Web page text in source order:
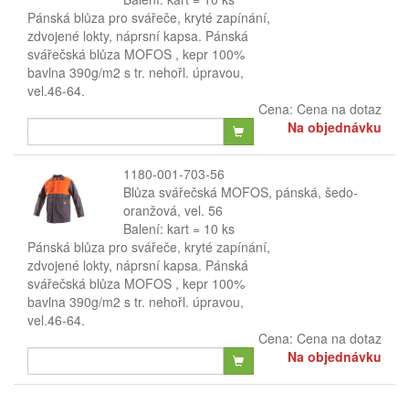
Pánská blůza pro svářeče, kryté zapínání,
zdvojené lokty, náprsní kapsa. Pánská
svářečská blůza MOFOS , kepr 100%
bavlna 390g/m2 s tr. nehořl. úpravou,
vel.46-64.
Cena: Cena na dotaz
Na objednávku
1180-001-703-56
Blůza svářečská MOFOS, pánská, šedo-
oranžová, vel. 56
Balení: kart = 10 ks
Pánská blůza pro svářeče, kryté zapínání,
zdvojené lokty, náprsní kapsa. Pánská
svářečská blůza MOFOS , kepr 100%
bavlna 390g/m2 s tr. nehořl. úpravou,
vel.46-64.
Cena: Cena na dotaz
Na objednávku